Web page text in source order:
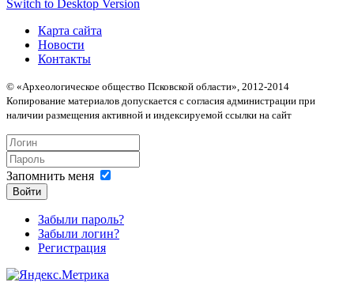
Switch to Desktop Version
Карта сайта
Новости
Контакты
© «Археологическое общество Псковской области», 2012-2014
Копирование материалов допускается с согласия администрации при
наличии размещения активной и индексируемой ссылки на сайт
Запомнить меня
Войти
Забыли пароль?
Забыли логин?
Регистрация